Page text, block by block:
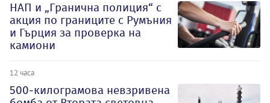
НАП и „Гранична полиция“ с
акция по границите с Румъния
и Гърция за проверка на
камиони
12 часа
500-килограмова невзривена